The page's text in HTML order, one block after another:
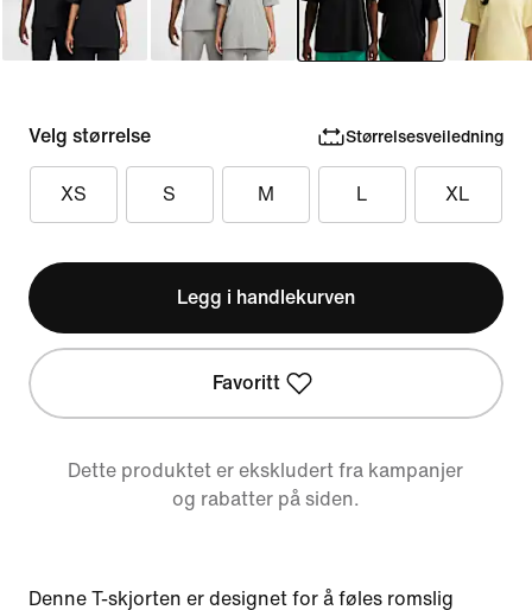
Velg størrelse Størrelsesveiledning
XS S M L XL
Legg i handlekurven
Favoritt
Dette produktet er ekskludert fra kampanjer
og rabatter på siden.
Denne T-skjorten er designet for å føles romslig